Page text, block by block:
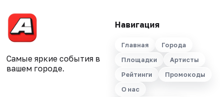
Самые яркие события в
вашем городе.
Навигация
Главная
Города
Площадки
Артисты
Рейтинги
Промокоды
О нас